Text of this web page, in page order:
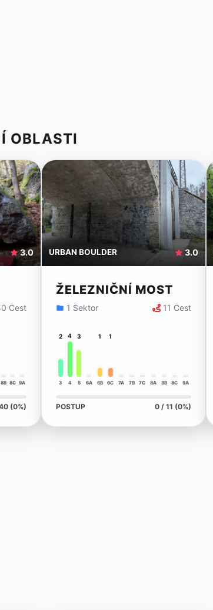
OBLASTI
3.0
Cest
8B 8C 9A
(0%)
URBAN BOULDER 3.0
ŽELEZNIČNÍ MOST
1 Sektor 11 Cest
2
3
4
4
3
5 6A
1
6B
1
6C 7A 7B 7C 8A 8B 8C 9A
POSTUP 0 / 11 (0%)